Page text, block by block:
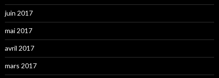
juin 2017
mai 2017
avril 2017
mars 2017